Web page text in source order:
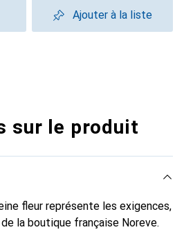
Ajouter à la liste
sur le produit
fleur représente les exigences,
la boutique française Noreve.